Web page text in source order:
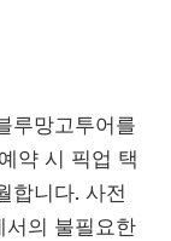
루망고투어를
약 시 픽업 택
합니다. 사전
서의 불필요한